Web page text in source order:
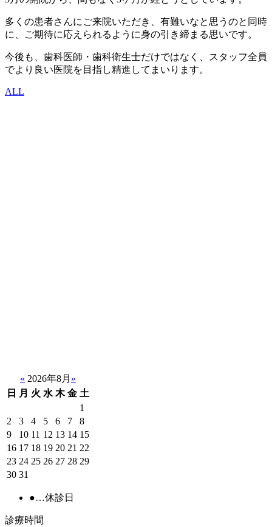
多くの患者さんにご来院いただき、有難いなと思うのと同時
に、ご期待に応えられるように身の引き締まる思いです。
今後も、歯科医師・歯科衛生士だけではなく、スタッフ全員
でより良い医院を目指し精進してまいります。
ALL
« 2026年8月 »
日
月 火 水 木 金 土
1
2
3 4 5 6 7
8
9
10 11 12 13 14 15
16 17 18 19 20 21 22
23 24 25 26 27 28 29
30 31
●…休診日
診療時間